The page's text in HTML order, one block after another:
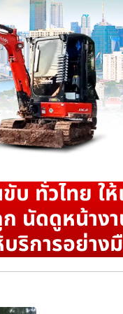
ทั่วไทย ใ
ก นัดดูหน้าง
บริการอย่า